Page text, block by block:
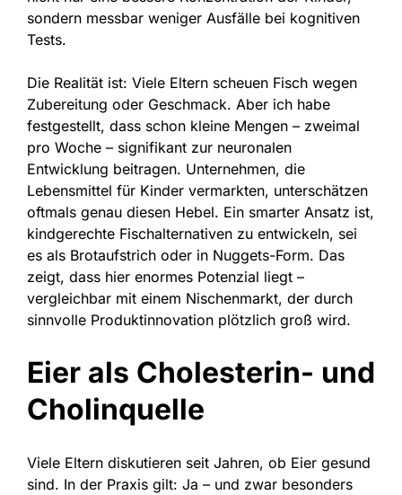
sondern messbar weniger Ausfälle bei kognitiven
Tests.
Die Realität ist: Viele Eltern scheuen Fisch wegen
Zubereitung oder Geschmack. Aber ich habe
festgestellt, dass schon kleine Mengen – zweimal
pro Woche – signifikant zur neuronalen
Entwicklung beitragen. Unternehmen, die
Lebensmittel für Kinder vermarkten, unterschätzen
oftmals genau diesen Hebel. Ein smarter Ansatz ist,
kindgerechte Fischalternativen zu entwickeln, sei
es als Brotaufstrich oder in Nuggets-Form. Das
zeigt, dass hier enormes Potenzial liegt –
vergleichbar mit einem Nischenmarkt, der durch
sinnvolle Produktinnovation plötzlich groß wird.
Eier als Cholesterin- und
Cholinquelle
Viele Eltern diskutieren seit Jahren, ob Eier gesund
sind. In der Praxis gilt: Ja – und zwar besonders